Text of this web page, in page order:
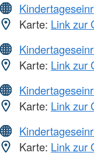
Karte: Link zur
Karte: Link zur
Karte: Link zur
Karte: Link zur